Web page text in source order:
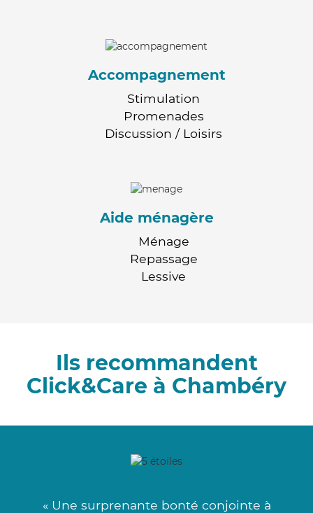
Accompagnement
Stimulation
Promenades
Discussion / Loisirs
Aide ménagère
Ménage
Repassage
Lessive
Ils recommandent
Click&Care à Chambéry
« Une surprenante bonté conjointe à